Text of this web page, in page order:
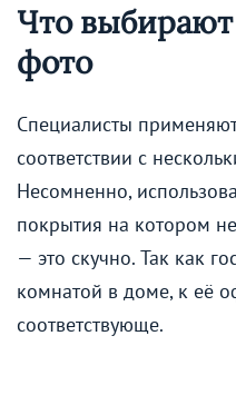
Что
фото
Специалисты
соответствии с
Несомненно,
покрытия на котором
— это скучно. Так как
комнатой в доме, к её
соответствующе.